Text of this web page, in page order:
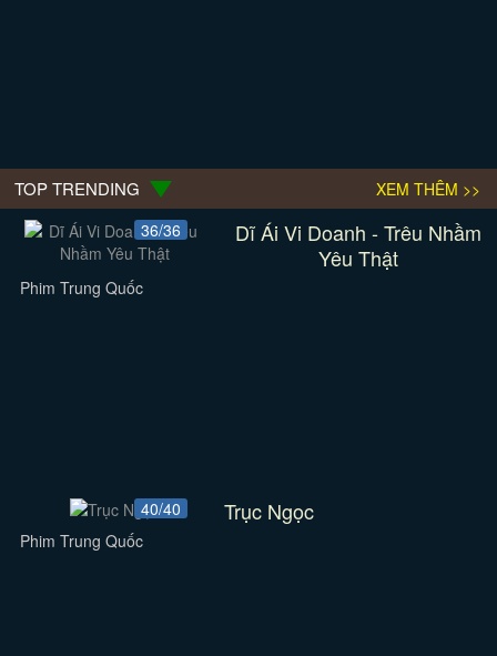
TOP TRENDING
XEM THÊM >>
36/36
Dĩ Ái Vi Doanh - Trêu Nhầm
Yêu Thật
Phim Trung Quốc
40/40 Trục Ngọc
Phim Trung Quốc